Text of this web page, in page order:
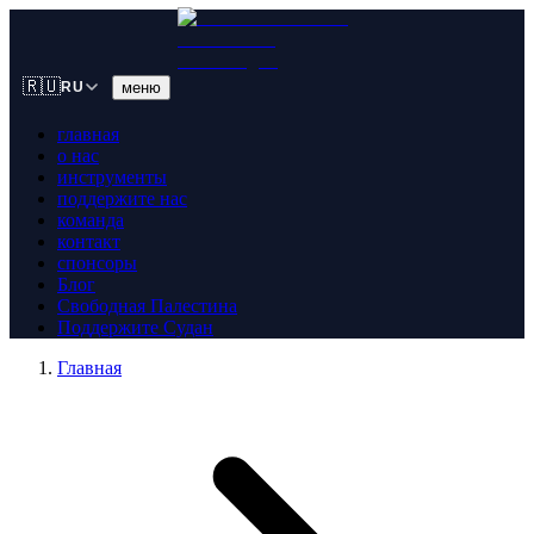
🇷🇺RU меню
главная
о нас
инструменты
поддержите нас
команда
контакт
спонсоры
Блог
Свободная Палестина
Поддержите Судан
Главная